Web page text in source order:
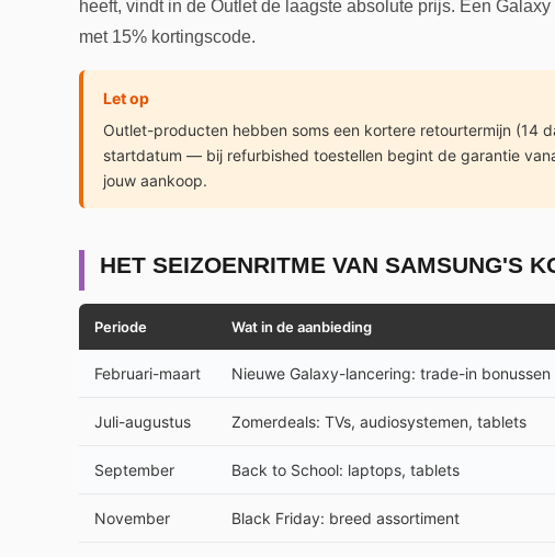
heeft, vindt in de Outlet de laagste absolute prijs. Een
met 15% kortingscode.
Let op
Outlet-producten hebben soms een kortere retourtermijn (14
startdatum — bij refurbished toestellen begint de garantie
jouw aankoop.
HET SEIZOENRITME VAN SAMSUNG'S
Periode Wat in de aanbieding
Februari-maart Nieuwe Galaxy-lancering: trade-in bonussen
Juli-augustus Zomerdeals: TVs, audiosystemen, tablets
September Back to School: laptops, tablets
November Black Friday: breed assortiment